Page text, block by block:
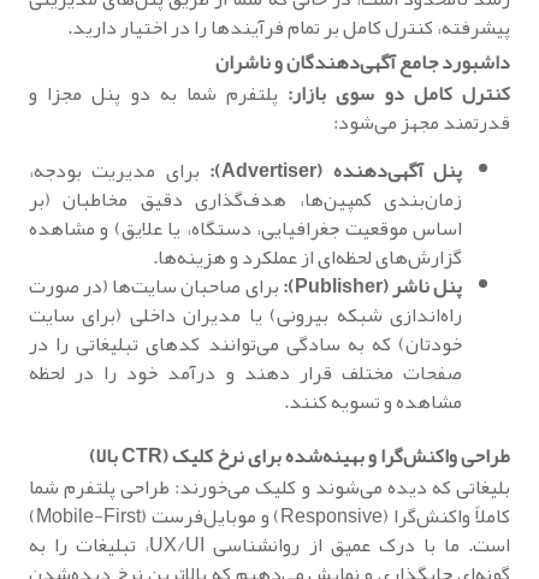
پیشرفته، کنترل کامل بر تمام فرآیندها را در اختیار دارید.
داشبورد جامع آگهی‌دهندگان و ناشران
کنترل کامل دو سوی بازار: پلتفرم شما به دو پنل مجزا و
قدرتمند مجهز می‌شود:
پنل آگهی‌دهنده (Advertiser):
برای مدیریت بودجه،
زمان‌بندی کمپین‌ها، هدف‌گذاری دقیق مخاطبان (بر
اساس موقعیت جغرافیایی، دستگاه، یا علایق) و مشاهده
گزارش‌های لحظه‌ای از عملکرد و هزینه‌ها.
پنل ناشر (Publisher): برای صاحبان سایت‌ها (در صورت
راه‌اندازی شبکه بیرونی) یا مدیران داخلی (برای سایت
خودتان) که به سادگی می‌توانند کدهای تبلیغاتی را در
صفحات مختلف قرار دهند و درآمد خود را در لحظه
مشاهده و تسویه کنند.
طراحی واکنش‌گرا و بهینه‌شده برای نرخ کلیک (CTR بالا)
بلیغاتی که دیده می‌شوند و کلیک می‌خورند: طراحی پلتفرم شما
کاملاً واکنش‌گرا (Responsive) و موبایل‌فرست (Mobile-First)
است. ما با درک عمیق از روانشناسی UX/UI، تبلیغات را به